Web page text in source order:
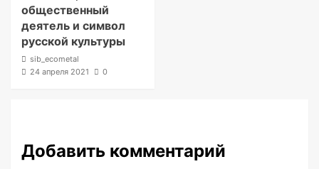
общественный
деятель и символ
русской культуры
sib_ecometal
24 апреля 2021
0
Добавить комментарий